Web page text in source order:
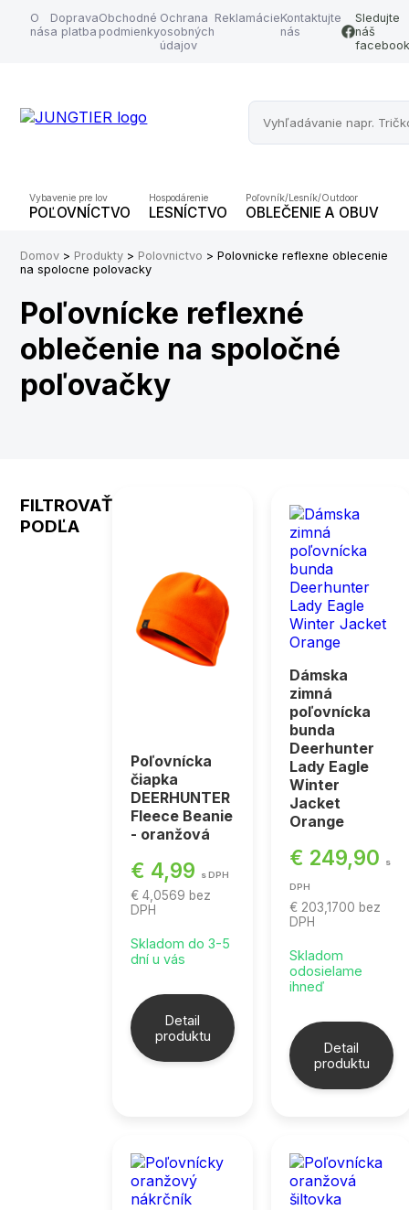
O
nás
Doprava
a platba
Obchodné
podmienky
Ochrana
osobných
údajov
ReklamácieKontaktujte
nás
Sledujte
náš
Vybavenie pre lov
POĽOVNÍCTVO
Hospodárenie
LESNÍCTVO
Poľovník/Lesník/Outdoor
OBLEČENIE A OBUV
Domov > Produkty > Polovnictvo > Polovnicke reflexne oblecenie
na spolocne polovacky
Poľovnícke reflexné
oblečenie na spoločné
poľovačky
FILTROVAŤ
PODĽA
Poľovnícka
čiapka
DEERHUNTER
Fleece Beanie
- oranžová
€ 4,99 s DPH
€ 4,0569 bez
DPH
Skladom do 3-5
dní u vás
Detail
produktu
Dámska
zimná
poľovnícka
bunda
Deerhunter
Lady Eagle
Winter
Jacket
Orange
€ 249,90 s
DPH
€ 203,1700 bez
DPH
Skladom
odosielame
ihneď
Detail
produktu